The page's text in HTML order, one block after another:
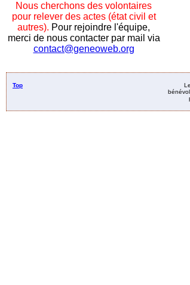
Nous cherchons des volontaires
pour relever des actes (état civil et
autres). Pour rejoindre l'équipe,
merci de nous contacter par mail via
contact@geneoweb.org
Top